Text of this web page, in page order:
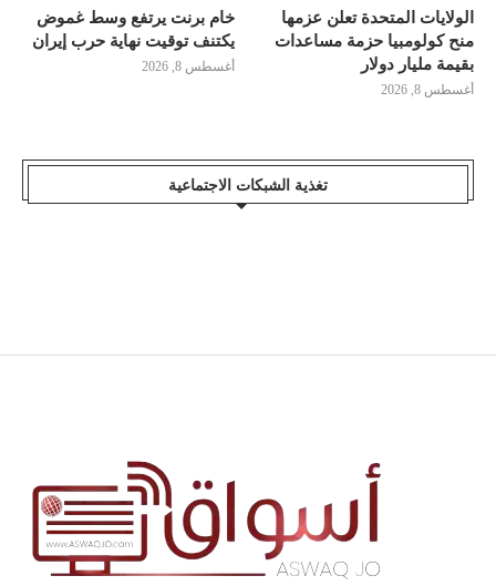
الولايات المتحدة تعلن عزمها
منح كولومبيا حزمة مساعدات
بقيمة مليار دولار
أغسطس 8, 2026
خام برنت يرتفع وسط غموض
يكتنف توقيت نهاية حرب إيران
أغسطس 8, 2026
تغذية الشبكات الاجتماعية